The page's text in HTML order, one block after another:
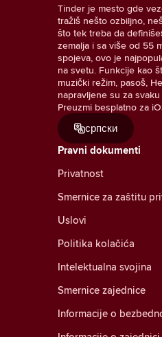
Tinder je mesto gde
tražiš nešto ozbiljno,
što tek treba da
zemalja i sa više od 55
spojeva, ovo je
na svetu. Funkcije kao
muzički režim, pasoš,
napravljene su za
Preuzmi besplatno za
српски
Pravni dokumenti
Privatnost
Smernice za zaštitu
Uslovi
Politika kolačića
Intelektualna svojina
Smernice zajednice
Informacije o